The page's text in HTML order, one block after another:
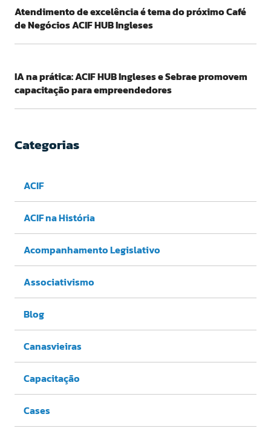
Atendimento de excelência é tema do próximo Café
de Negócios ACIF HUB Ingleses
IA na prática: ACIF HUB Ingleses e Sebrae promovem
capacitação para empreendedores
Categorias
ACIF
ACIF na História
Acompanhamento Legislativo
Associativismo
Blog
Canasvieiras
Capacitação
Cases